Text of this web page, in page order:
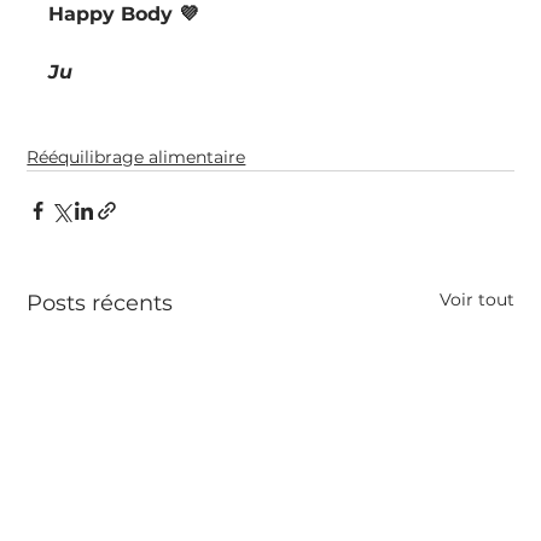
Happy Body 💜
Ju
Rééquilibrage alimentaire
Posts récents Voir tout